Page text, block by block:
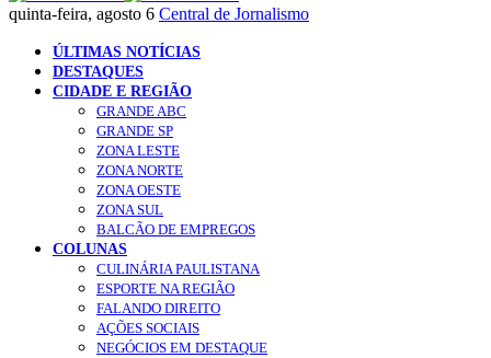
quinta-feira, agosto 6 Central de Jornalismo
ÚLTIMAS NOTÍCIAS
DESTAQUES
CIDADE E REGIÃO
GRANDE ABC
GRANDE SP
ZONA LESTE
ZONA NORTE
ZONA OESTE
ZONA SUL
BALCÃO DE EMPREGOS
COLUNAS
CULINÁRIA PAULISTANA
ESPORTE NA REGIÃO
FALANDO DIREITO
AÇÕES SOCIAIS
NEGÓCIOS EM DESTAQUE